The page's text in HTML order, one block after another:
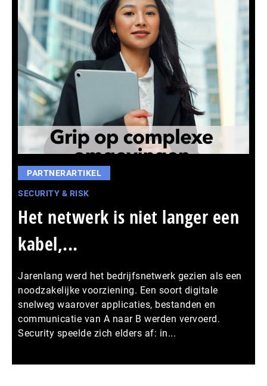
PARTNERARTIKEL
SECURITY & RISK
Het netwerk is niet langer een
kabel,...
Jarenlang werd het bedrijfsnetwerk gezien als een
noodzakelijke voorziening. Een soort digitale
snelweg waarover applicaties, bestanden en
communicatie van A naar B werden vervoerd.
Security speelde zich elders af: in...